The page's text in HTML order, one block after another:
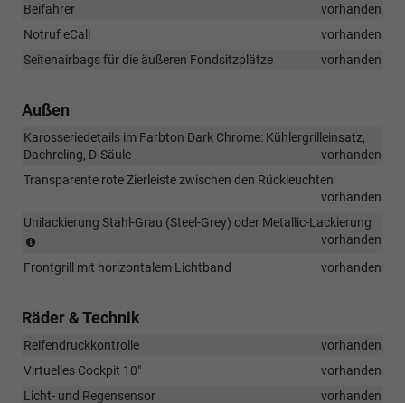
Beifahrer
vorhanden
Notruf eCall
vorhanden
Seitenairbags für die äußeren Fondsitzplätze
vorhanden
Außen
Karosseriedetails im Farbton Dark Chrome: Kühlergrilleinsatz,
Dachreling, D-Säule
vorhanden
Transparente rote Zierleiste zwischen den Rückleuchten
vorhanden
Unilackierung Stahl-Grau (Steel-Grey) oder Metallic-Lackierung
Lackierung
Rot
ist
gegen
bestellbar)
vorhanden
Frontgrill mit horizontalem Lichtband
vorhanden
Räder & Technik
Reifendruckkontrolle
vorhanden
Virtuelles Cockpit 10"
vorhanden
Licht- und Regensensor
vorhanden